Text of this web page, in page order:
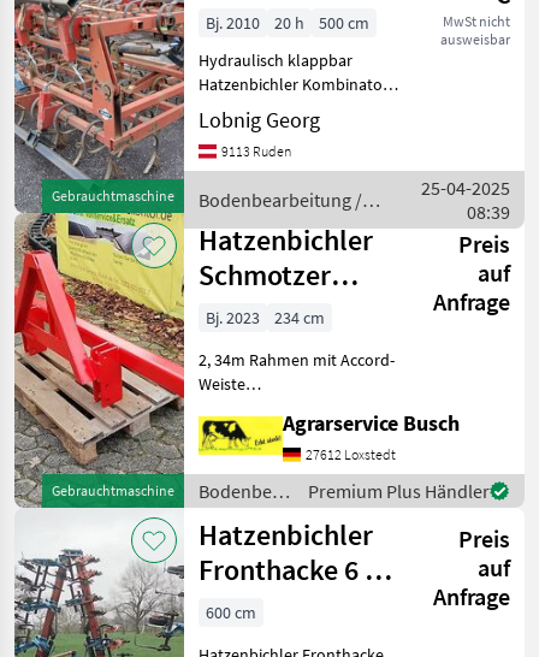
Gebrauchtmaschine
MwSt nicht
ausweisbar
Bj. 2010 20 h
500 cm
Hydraulisch klappbar
Hatzenbichler Kombinator
5m Walzen neu
Planierschild Federbelastet
Bodenbearbeitung
Lobnig Georg
9113 Ruden
Bodenbearbeitung /
Hatzenbichler
25-04-2025
08:39
Gebrauchtmaschine
Hatzenbichler
Schmotzer
Klapprahmen bis
2,34m Accord
Anbaubock
Preis
auf
Anfrage
Bj. 2023
234 cm
2, 34m Rahmen mit Accord-
Weiste
!!!!!!!!!!!!!!!!!!!!!!!!!!!!!!!!!!!!!!Bitte
Text komplett
lesen!!!!!!!!!!!!!!!!!!!!!!!!!!!!!!!!!!!!!!!!!!!!
NKSSR F
Agrarservice Busch
27612 Loxstedt
Bodenbearbeitung
/
Hatzenbichler
Premium Plus Händler
Hatzenbichler
Fronthacke 6 m
Hydraulische
Klappung 8
Preis
auf
Anfrage
600 cm